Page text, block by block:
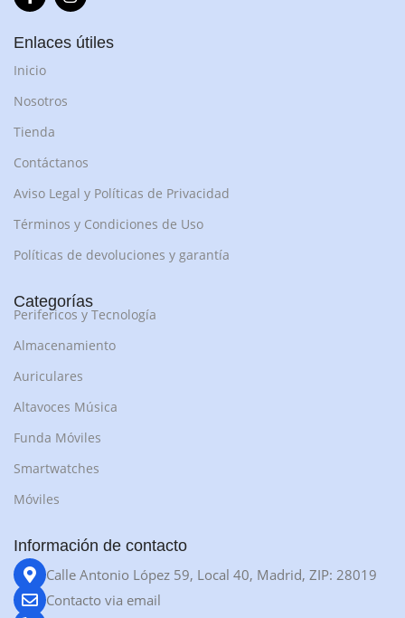
Enlaces útiles
Inicio
Nosotros
Tienda
Contáctanos
Aviso Legal y Políticas de Privacidad
Términos y Condiciones de Uso
Políticas de devoluciones y garantía
Categorías
Perifericos y Tecnología
Almacenamiento
Auriculares
Altavoces Música
Funda Móviles
Smartwatches
Móviles
Información de contacto
Calle Antonio López 59, Local 40, Madrid, ZIP: 28019
Contacto via email